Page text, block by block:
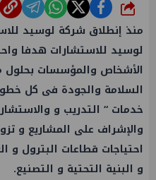
شارك
منذ إنطلاق شركة لوسيد
لوسيد للاستشارات هدفا
الأشخاص والمؤسسات بحلول
السلامة والجودة فى كل
خدمات “ التدريب و
والإشراف على المشاريع و
احتياجات قطاعات البترول و
و البنية التحتية و التصنيع.